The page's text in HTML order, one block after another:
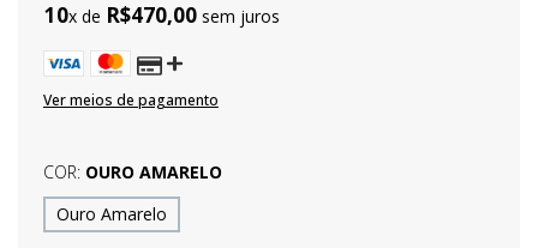
10x de R$470,00sem juros
Ver meios de pagamento
COR: OURO AMARELO
Ouro Amarelo